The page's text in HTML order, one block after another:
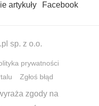
artykuły Facebook
sp. z o.o.
prywatności
Zgłoś błąd
zgody na